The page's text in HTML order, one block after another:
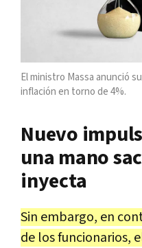
El ministro Massa anunció
inflación en torno de 4%.
Nuevo
una mano
inyecta
Sin embargo, en
de los funcionarios,